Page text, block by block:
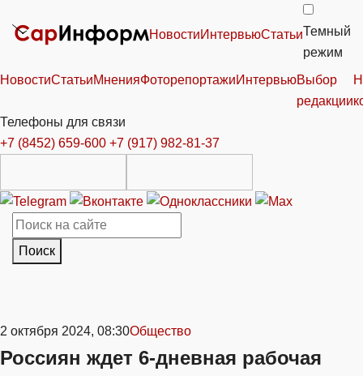
НовостиИнтервьюСтатьиТемный
режим
НовостиСтатьиМненияФоторепортажиИнтервьюВыбор
редакции
Телефоны для связи
+7 (8452) 659-600 +7 (917) 982-81-37
Поиск
2 октября 2024, 08:30Общество
Россиян ждет 6-дневная рабочая